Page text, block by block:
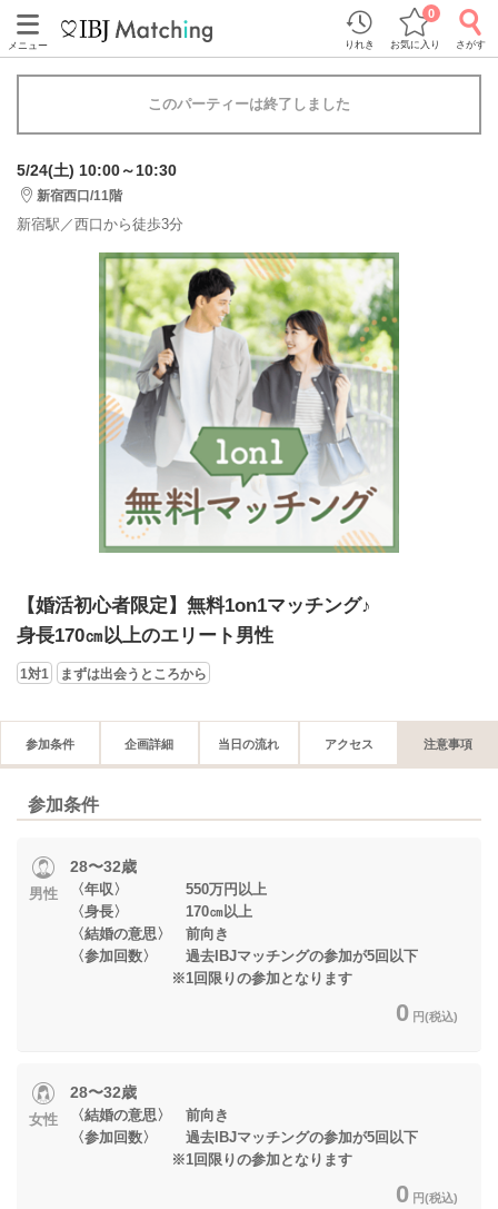
メニュー りれき お気に入り
0
さがす
このパーティーは終了しました
5/24(土) 10:00～10:30
新宿西口/11階
新宿駅／西口から徒歩3分
【婚活初心者限定】無料1on1マッチング♪
身長170㎝以上のエリート男性
1対1 まずは出会うところから
参加条件 企画詳細 当日の流れ アクセス 注意事項
参加条件
男性
28〜32歳
〈年収〉 550万円以上
〈身長〉 170㎝以上
〈結婚の意思〉 前向き
〈参加回数〉 過去IBJマッチングの参加が5回以下
※1回限りの参加となります
0 円(税込)
女性
28〜32歳
〈結婚の意思〉 前向き
〈参加回数〉 過去IBJマッチングの参加が5回以下
※1回限りの参加となります
0 円(税込)